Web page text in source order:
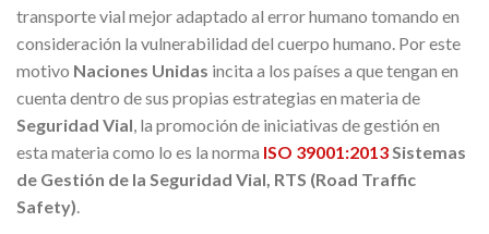
transporte vial mejor adaptado al error humano tomando en
consideración la vulnerabilidad del cuerpo humano. Por este
motivo Naciones Unidas incita a los países a que tengan en
cuenta dentro de sus propias estrategias en materia de
Seguridad Vial , la promoción de iniciativas de gestión en
esta materia como lo es la norma ISO 39001:2013 Sistemas
de Gestión de la Seguridad Vial, RTS (Road Traffic
Safety)